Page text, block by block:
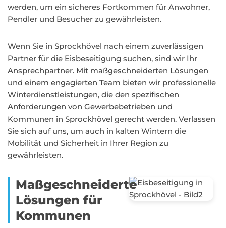
werden, um ein sicheres Fortkommen für Anwohner,
Pendler und Besucher zu gewährleisten.
Wenn Sie in Sprockhövel nach einem zuverlässigen
Partner für die Eisbeseitigung suchen, sind wir Ihr
Ansprechpartner. Mit maßgeschneiderten Lösungen
und einem engagierten Team bieten wir professionelle
Winterdienstleistungen, die den spezifischen
Anforderungen von Gewerbebetrieben und
Kommunen in Sprockhövel gerecht werden. Verlassen
Sie sich auf uns, um auch in kalten Wintern die
Mobilität und Sicherheit in Ihrer Region zu
gewährleisten.
Maßgeschneiderte
Lösungen für
Kommunen